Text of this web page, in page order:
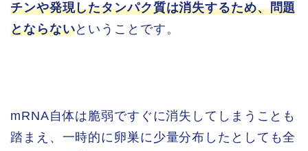
チンや発現したタンパク質は消失するため、問題
とならないということです。
mRNA自体は脆弱ですぐに消失してしまうことも
踏まえ、一時的に卵巣に少量分布したとしても全